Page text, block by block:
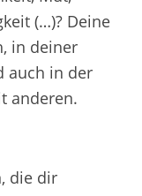
(…)? Deine
in deiner
auch in der
anderen.
die dir